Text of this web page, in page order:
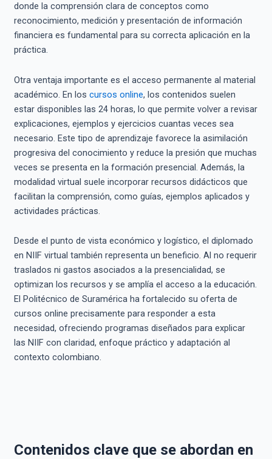
donde la comprensión clara de conceptos como
reconocimiento, medición y presentación de información
financiera es fundamental para su correcta aplicación en la
práctica.
Otra ventaja importante es el acceso permanente al material
académico. En los cursos online, los contenidos suelen
estar disponibles las 24 horas, lo que permite volver a revisar
explicaciones, ejemplos y ejercicios cuantas veces sea
necesario. Este tipo de aprendizaje favorece la asimilación
progresiva del conocimiento y reduce la presión que muchas
veces se presenta en la formación presencial. Además, la
modalidad virtual suele incorporar recursos didácticos que
facilitan la comprensión, como guías, ejemplos aplicados y
actividades prácticas.
Desde el punto de vista económico y logístico, el diplomado
en NIIF virtual también representa un beneficio. Al no requerir
traslados ni gastos asociados a la presencialidad, se
optimizan los recursos y se amplía el acceso a la educación.
El Politécnico de Suramérica ha fortalecido su oferta de
cursos online precisamente para responder a esta
necesidad, ofreciendo programas diseñados para explicar
las NIIF con claridad, enfoque práctico y adaptación al
contexto colombiano.
Contenidos clave que se abordan en